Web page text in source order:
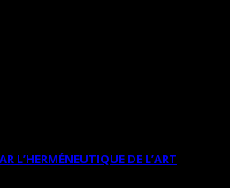
L’HERMÉNEUTIQUE DE L’ART